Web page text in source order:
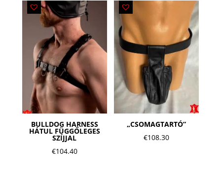
BULLDOG HARNESS
HÁTUL FÜGGŐLEGES
SZÍJJAL
€104.40
„CSOMAGTARTÓ”
€108.30